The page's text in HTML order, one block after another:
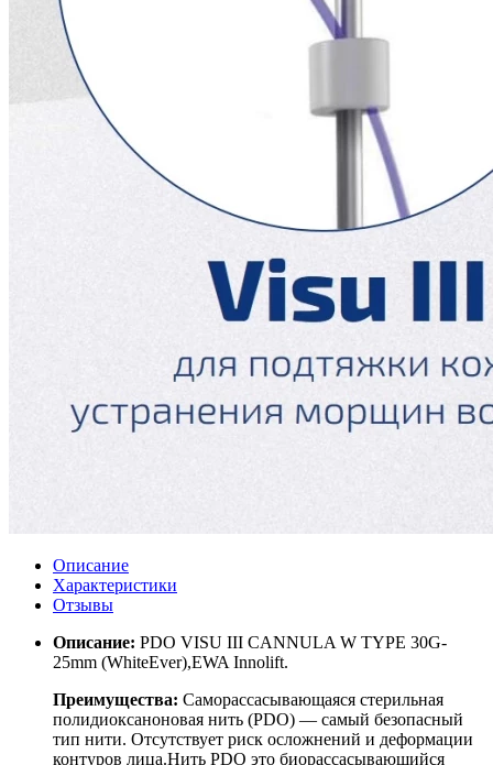
Описание
Характеристики
Отзывы
Описание: PDO VISU III CANNULA W TYPE 30G-
25mm (WhiteEver),EWA Innolift.
Преимущества: Саморассасывающаяся стерильная
полидиоксаноновая нить (PDO) — самый безопасный
тип нити. Отсутствует риск осложнений и деформации
контуров лица.Нить PDO это биорассасывающийся